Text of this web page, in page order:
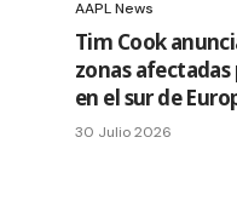
AAPL News
Tim Cook
zonas
en el sur de
30 Julio 2026